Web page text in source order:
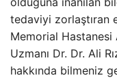
tedaviyi zorlaştıran
Memorial
Uzmanı Dr. Dr. Ali
hakkında bilmeniz